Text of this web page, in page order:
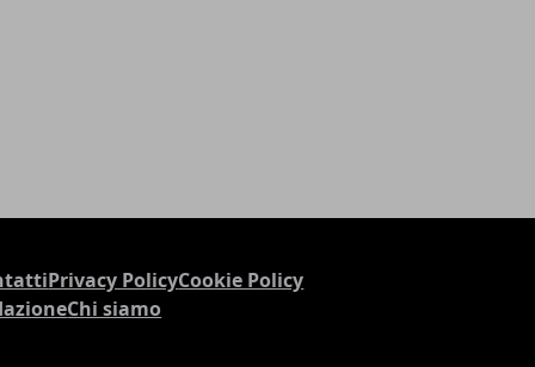
Privacy PolicyCookie Policy
Chi siamo